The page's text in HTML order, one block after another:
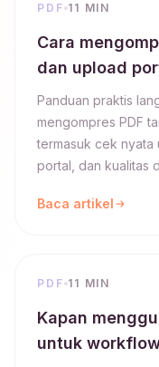
PDF 11 MIN
Cara
dan upload
Panduan praktis
mengompres PDF
termasuk cek nyata
portal, dan kualitas
Baca artikel
PDF 11 MIN
Kapan
untuk